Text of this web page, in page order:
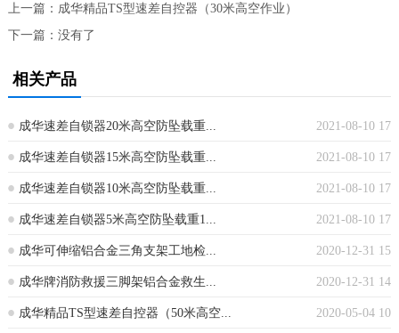
上一篇： 成华精品TS型速差自控器（30米高空作业）
下一篇：没有了
相关产品
2021-08-10 17
成华速差自锁器20米高空防坠载重...
2021-08-10 17
成华速差自锁器15米高空防坠载重...
2021-08-10 17
成华速差自锁器10米高空防坠载重...
2021-08-10 17
成华速差自锁器5米高空防坠载重1...
2020-12-31 15
成华可伸缩铝合金三角支架工地检...
2020-12-31 14
成华牌消防救援三脚架铝合金救生...
2020-05-04 10
成华精品TS型速差自控器（50米高空...